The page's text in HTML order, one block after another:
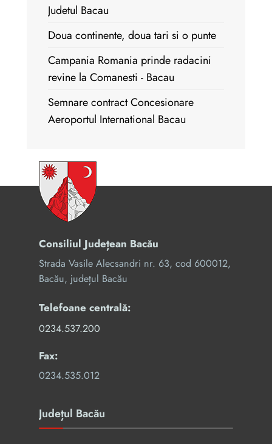
Judetul Bacau
Doua continente, doua tari si o punte
Campania Romania prinde radacini
revine la Comanesti - Bacau
Semnare contract Concesionare
Aeroportul International Bacau
Consiliul Județean Bacău
Strada Vasile Alecsandri nr. 63, cod 600012,
Bacău, județul Bacău
Telefoane centrală:
0234.537.200
Fax:
0234.535.012
Județul Bacău